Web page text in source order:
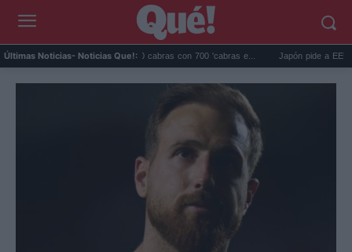
Últimas Noticias- Noticias Que!:
Galápagos eliminó 140.000 cabras con 700 'cabras e... Japón pide a EEUU que